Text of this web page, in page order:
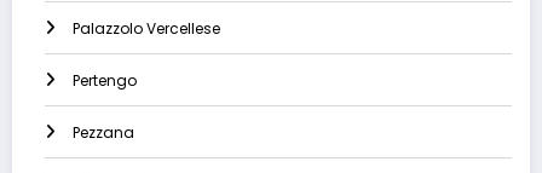
Palazzolo Vercellese
Pertengo
Pezzana